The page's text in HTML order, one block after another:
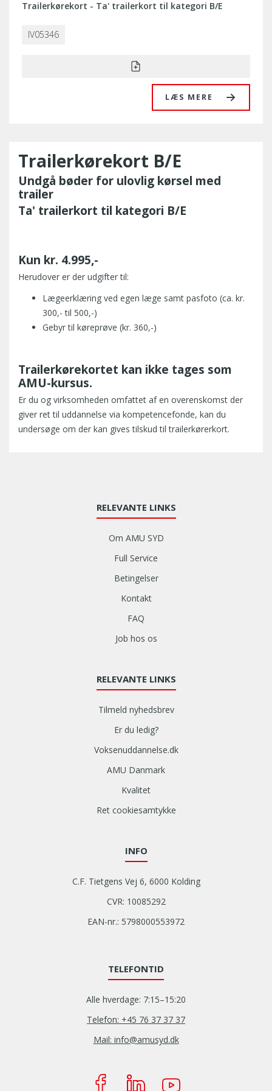
Trailerkørekort - Ta' trailerkort til kategori B/E
IV05346
LÆS MERE
Trailerkørekort B/E
Undgå bøder for ulovlig kørsel med
trailer
Ta' trailerkort til kategori B/E
Kun kr. 4.995,-
Herudover er der udgifter til:
Lægeerklæring ved egen læge samt pasfoto (ca. kr.
300,- til 500,-)
Gebyr til køreprøve (kr. 360,-)
Trailerkørekortet kan ikke tages som
AMU-kursus.
Er du og virksomheden omfattet af en overenskomst der
giver ret til uddannelse via kompetencefonde, kan du
undersøge om der kan gives tilskud til trailerkørerkort.
RELEVANTE LINKS
Om AMU SYD
Full Service
Betingelser
Kontakt
FAQ
Job hos os
RELEVANTE LINKS
Tilmeld nyhedsbrev
Er du ledig?
Voksenuddannelse.dk
AMU Danmark
Kvalitet
Ret cookiesamtykke
INFO
C.F. Tietgens Vej 6, 6000 Kolding
CVR: 10085292
EAN-nr.: 5798000553972
TELEFONTID
Alle hverdage: 7:15–15:20
Telefon: +45 76 37 37 37
Mail: info@amusyd.dk